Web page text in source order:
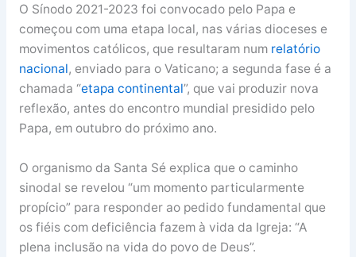
O Sínodo 2021-2023 foi convocado pelo Papa e
começou com uma etapa local, nas várias dioceses e
movimentos católicos, que resultaram num relatório
nacional, enviado para o Vaticano; a segunda fase é a
chamada “etapa continental”, que vai produzir nova
reflexão, antes do encontro mundial presidido pelo
Papa, em outubro do próximo ano.
O organismo da Santa Sé explica que o caminho
sinodal se revelou “um momento particularmente
propício” para responder ao pedido fundamental que
os fiéis com deficiência fazem à vida da Igreja: “A
plena inclusão na vida do povo de Deus”.